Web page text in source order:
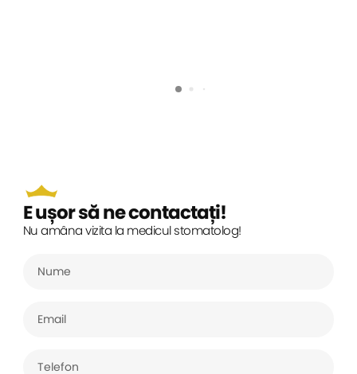
E ușor să ne contactați!
Nu amâna vizita la medicul stomatolog!